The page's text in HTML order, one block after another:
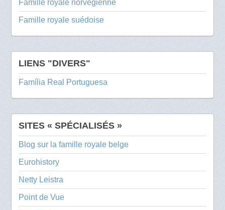
Famille royale norvégienne
Famille royale suédoise
LIENS "DIVERS"
Família Real Portuguesa
SITES « SPÉCIALISÉS »
Blog sur la famille royale belge
Eurohistory
Netty Leistra
Point de Vue